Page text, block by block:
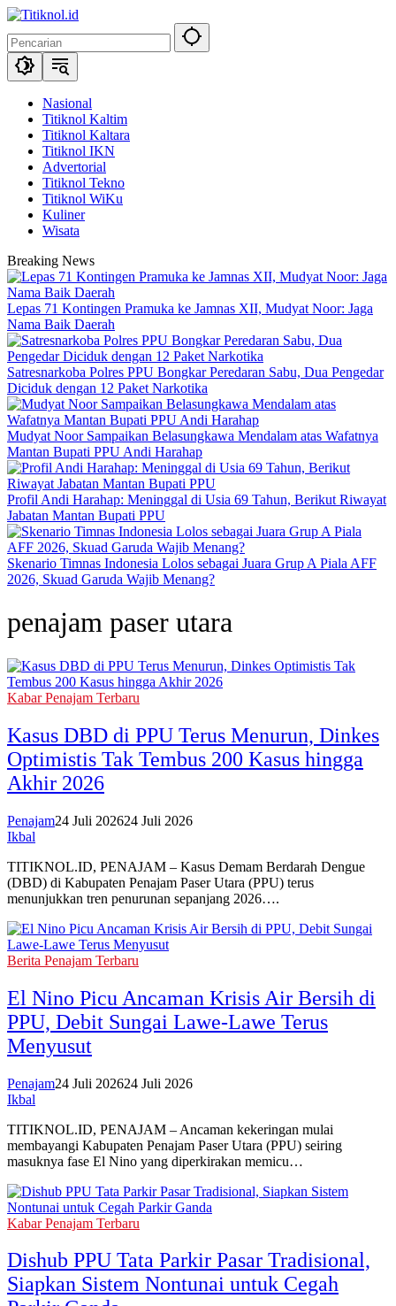
Langsung
konten
Nasional
Titiknol Kaltim
Titiknol Kaltara
Titiknol IKN
Advertorial
Titiknol Tekno
Titiknol WiKu
Kuliner
Wisata
Breaking News
Lepas 71 Kontingen Pramuka ke Jamnas XII, Mudyat Noor: Jaga
Nama Baik Daerah
Satresnarkoba Polres PPU Bongkar Peredaran Sabu, Dua Pengedar
Diciduk dengan 12 Paket Narkotika
Mudyat Noor Sampaikan Belasungkawa Mendalam atas Wafatnya
Mantan Bupati PPU Andi Harahap
Profil Andi Harahap: Meninggal di Usia 69 Tahun, Berikut Riwayat
Jabatan Mantan Bupati PPU
Skenario Timnas Indonesia Lolos sebagai Juara Grup A Piala AFF
2026, Skuad Garuda Wajib Menang?
penajam paser utara
Kabar Penajam Terbaru
Kasus DBD di PPU Terus Menurun, Dinkes
Optimistis Tak Tembus 200 Kasus hingga
Akhir 2026
Penajam24 Juli 202624 Juli 2026
Ikbal
TITIKNOL.ID, PENAJAM – Kasus Demam Berdarah Dengue
(DBD) di Kabupaten Penajam Paser Utara (PPU) terus
menunjukkan tren penurunan sepanjang 2026….
Berita Penajam Terbaru
El Nino Picu Ancaman Krisis Air Bersih di
PPU, Debit Sungai Lawe-Lawe Terus
Menyusut
Penajam24 Juli 202624 Juli 2026
Ikbal
TITIKNOL.ID, PENAJAM – Ancaman kekeringan mulai
membayangi Kabupaten Penajam Paser Utara (PPU) seiring
masuknya fase El Nino yang diperkirakan memicu…
Kabar Penajam Terbaru
Dishub PPU Tata Parkir Pasar Tradisional,
Siapkan Sistem Nontunai untuk Cegah